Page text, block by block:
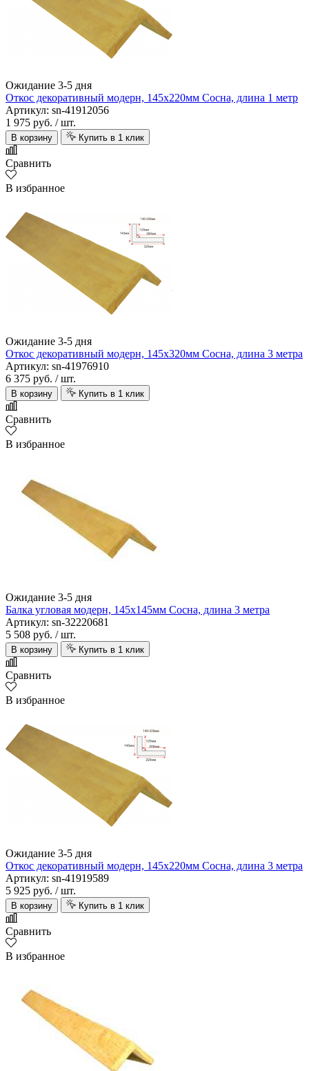
Ожидание 3-5 дня
Откос декоративный модерн, 145х220мм Сосна, длина 1 метр
Артикул: sn-41912056
1 975 руб. / шт.
В корзину Купить в 1 клик
Сравнить
В избранное
Ожидание 3-5 дня
Откос декоративный модерн, 145х320мм Сосна, длина 3 метра
Артикул: sn-41976910
6 375 руб. / шт.
В корзину Купить в 1 клик
Сравнить
В избранное
Ожидание 3-5 дня
Балка угловая модерн, 145х145мм Сосна, длина 3 метра
Артикул: sn-32220681
5 508 руб. / шт.
В корзину Купить в 1 клик
Сравнить
В избранное
Ожидание 3-5 дня
Откос декоративный модерн, 145х220мм Сосна, длина 3 метра
Артикул: sn-41919589
5 925 руб. / шт.
В корзину Купить в 1 клик
Сравнить
В избранное